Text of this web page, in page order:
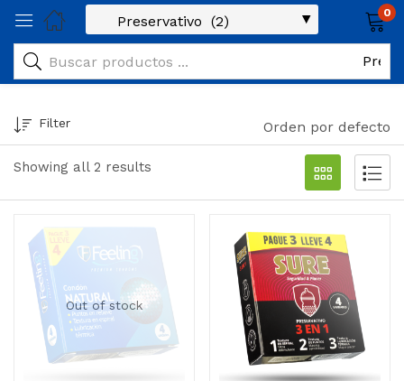
0
Showing all 2 results
Filter Orden por defecto
Out of stock